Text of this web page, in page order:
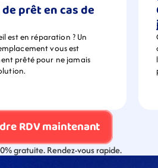
prêt en cas de
est en réparation ? Un
vous est
prêté pour ne jamais
RDV maintenant
gratuite. Rendez-vous rapide.